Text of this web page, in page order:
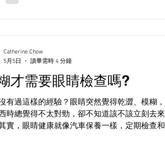
才需要眼睛檢查嗎?
有過這樣的經驗？眼睛突然覺得乾澀、模糊
時總覺得不太對勁，卻不知道該不該立刻去
實，眼睛健康就像汽車保養一樣，定期檢查
Catherine Chow
5月5日
讀畢需時 4 分鐘